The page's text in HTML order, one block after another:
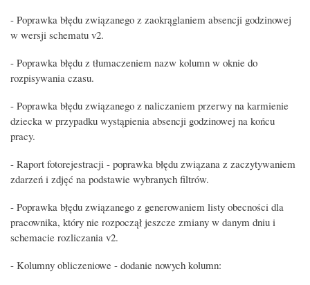
- Poprawka błędu związanego z zaokrąglaniem absencji godzinowej
w wersji schematu v2.
- Poprawka błędu z tłumaczeniem nazw kolumn w oknie do
rozpisywania czasu.
- Poprawka błędu związanego z naliczaniem przerwy na karmienie
dziecka w przypadku wystąpienia absencji godzinowej na końcu
pracy.
- Raport fotorejestracji - poprawka błędu związana z zaczytywaniem
zdarzeń i zdjęć na podstawie wybranych filtrów.
- Poprawka błędu związanego z generowaniem listy obecności dla
pracownika, który nie rozpoczął jeszcze zmiany w danym dniu i
schemacie rozliczania v2.
- Kolumny obliczeniowe - dodanie nowych kolumn: